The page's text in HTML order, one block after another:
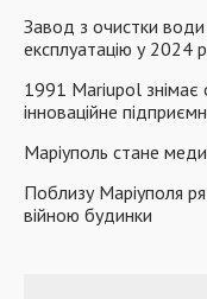
Завод з очистки води
експлуатацію у 2024
1991 Mariupol знімає
інноваційне
Маріуполь стане
Поблизу Маріуполя
війною будинки